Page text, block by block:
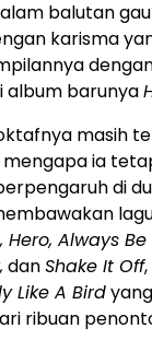
balutan
karisma
album barunya
masih
ia
di
Hero, Always
danShake It Off
Like A Bird
ribuan